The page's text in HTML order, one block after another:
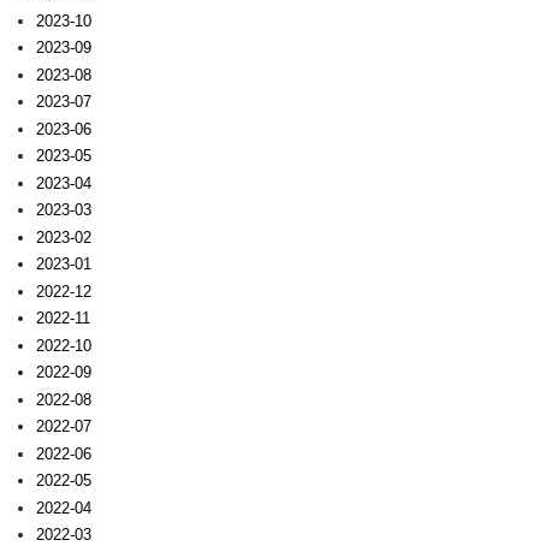
2023-10
2023-09
2023-08
2023-07
2023-06
2023-05
2023-04
2023-03
2023-02
2023-01
2022-12
2022-11
2022-10
2022-09
2022-08
2022-07
2022-06
2022-05
2022-04
2022-03